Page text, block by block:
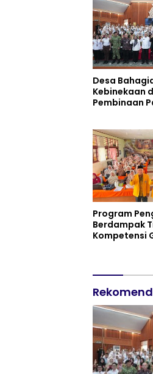
Desa
Kebinekaan
Pembinaan
Program
Berdampak
Kompetensi